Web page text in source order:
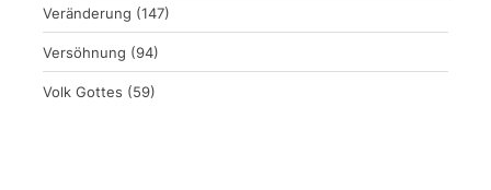
Veränderung (147)
Versöhnung (94)
Volk Gottes (59)